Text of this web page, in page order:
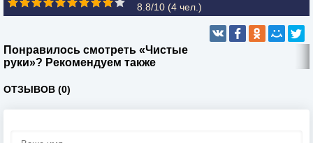
8.8/10 (4 чел.)
Понравилось смотреть «Чистые
руки»? Рекомендуем также
ОТЗЫВОВ (0)